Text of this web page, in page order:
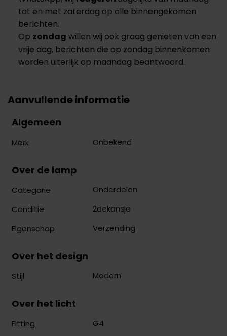
tot en met zaterdag op alle binnengekomen
berichten.
Op zondag willen wij ook graag genieten van een
vrije dag, berichten die op zondag binnenkomen
worden uiterlijk op maandag beantwoord.
Aanvullende informatie
Algemeen
Merk Onbekend
Over de lamp
Categorie
Onderdelen
Conditie
2dekansje
Eigenschap
Verzending
Over het design
Stijl Modern
Over het licht
Fitting G4